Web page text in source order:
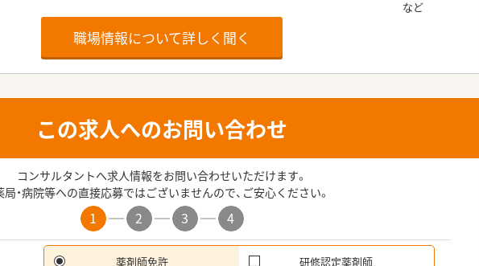
職場情報について詳しく聞く
この求人へのお問い合わせ
コンサルタントへ求人情報をお問い合わせいただけます。
局・病院等への直接応募ではございませんので、ご安心ください。
1 2 3 4
薬剤師免許 研修認定薬剤師